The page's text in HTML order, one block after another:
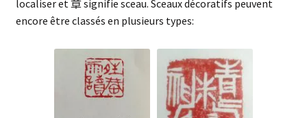
localiser et 章 signifie sceau. Sceaux décoratifs peuvent
encore être classés en plusieurs types: